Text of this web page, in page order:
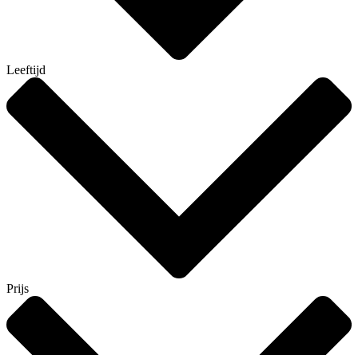
Leeftijd
Prijs